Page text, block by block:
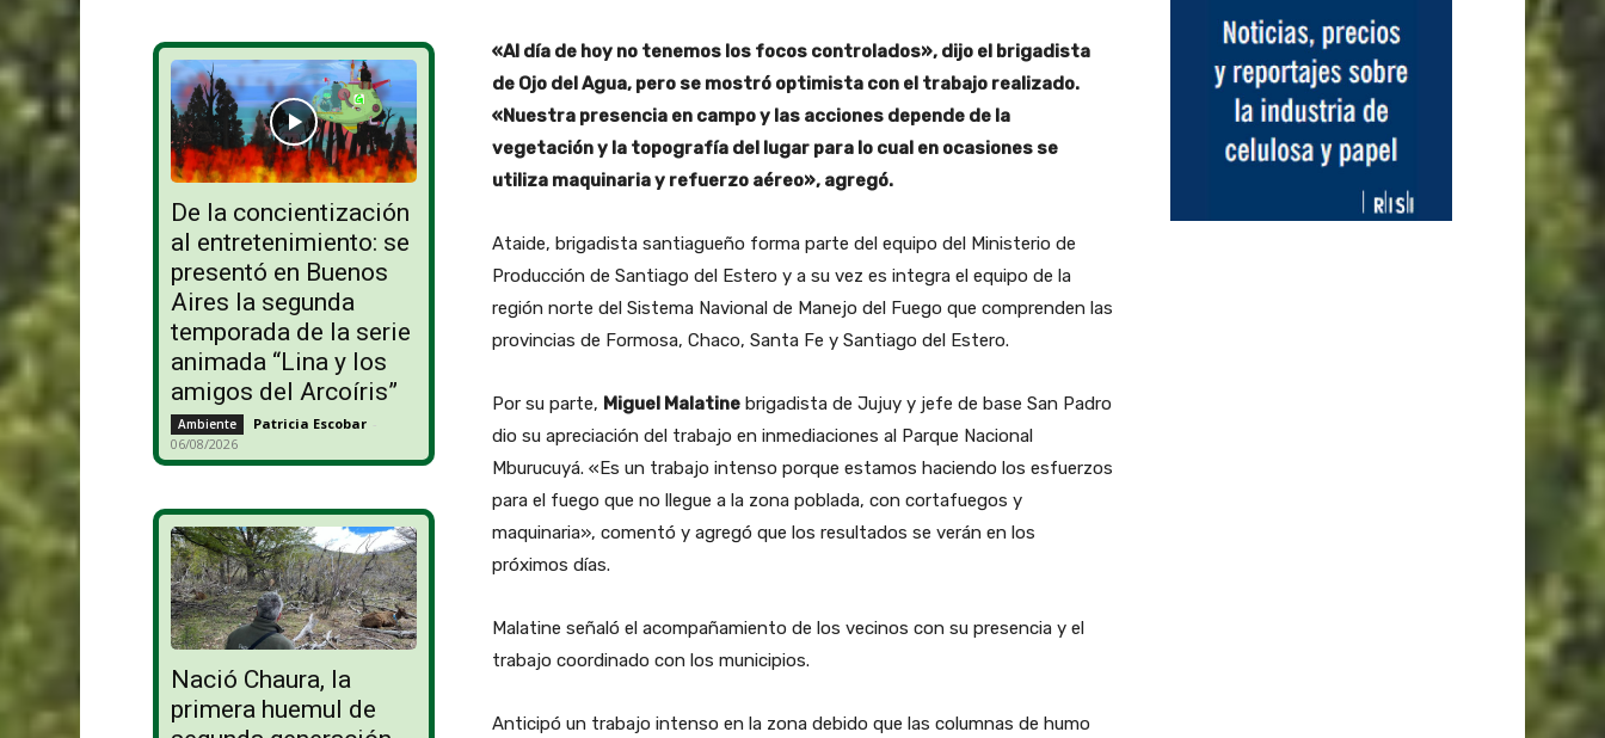
De la concientización
al entretenimiento: se
presentó en Buenos
Aires la segunda
temporada de la serie
animada “Lina y los
amigos del Arcoíris”
Ambiente Patricia Escobar -
06/08/2026
Nació Chaura, la
primera huemul de
«Al día de hoy no tenemos los focos controlados», dijo el brigadista
de Ojo del Agua, pero se mostró optimista con el trabajo realizado.
«Nuestra presencia en campo y las acciones depende de la
vegetación y la topografía del lugar para lo cual en ocasiones se
utiliza maquinaria y refuerzo aéreo», agregó.
Ataide, brigadista santiagueño forma parte del equipo del Ministerio de
Producción de Santiago del Estero y a su vez es integra el equipo de la
región norte del Sistema Navional de Manejo del Fuego que comprenden las
provincias de Formosa, Chaco, Santa Fe y Santiago del Estero.
Por su parte, Miguel Malatinebrigadista de Jujuy y jefe de base San Padro
dio su apreciación del trabajo en inmediaciones al Parque Nacional
Mburucuyá. «Es un trabajo intenso porque estamos haciendo los esfuerzos
para el fuego que no llegue a la zona poblada, con cortafuegos y
maquinaria», comentó y agregó que los resultados se verán en los
próximos días.
Malatine señaló el acompañamiento de los vecinos con su presencia y el
trabajo coordinado con los municipios.
Anticipó un trabajo intenso en la zona debido que las columnas de humo